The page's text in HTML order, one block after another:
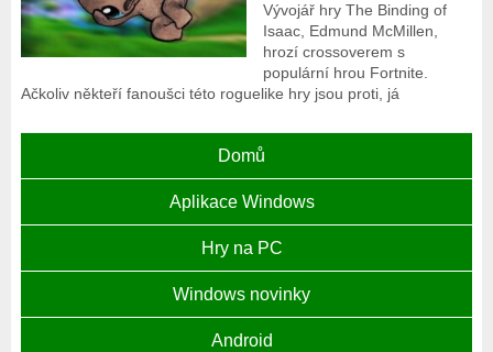
Vývojář hry The Binding of
Isaac, Edmund McMillen,
hrozí crossoverem s
populární hrou Fortnite.
Ačkoliv někteří fanoušci této roguelike hry jsou proti, já
Domů
Aplikace Windows
Hry na PC
Windows novinky
Android